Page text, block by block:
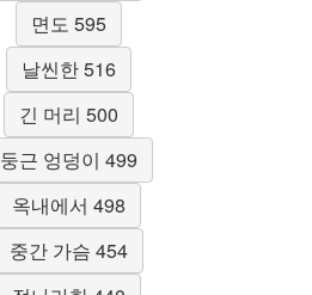
면도 595
날씬한 516
긴 머리 500
둥근 엉덩이 499
옥내에서 498
중간 가슴 454